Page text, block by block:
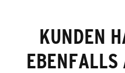
KUNDEN
EBENFALLS